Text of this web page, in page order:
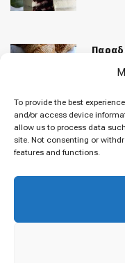
To provide the best
and/or access device
allow us to process data
site. Not consenting or
features and functions.
31
9